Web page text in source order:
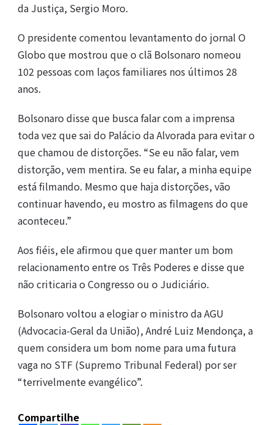
da Justiça, Sergio Moro.
O presidente comentou levantamento do jornal O
Globo que mostrou que o clã Bolsonaro nomeou
102 pessoas com laços familiares nos últimos 28
anos.
Bolsonaro disse que busca falar com a imprensa
toda vez que sai do Palácio da Alvorada para evitar o
que chamou de distorções. “Se eu não falar, vem
distorção, vem mentira. Se eu falar, a minha equipe
está filmando. Mesmo que haja distorções, vão
continuar havendo, eu mostro as filmagens do que
aconteceu.”
Aos fiéis, ele afirmou que quer manter um bom
relacionamento entre os Três Poderes e disse que
não criticaria o Congresso ou o Judiciário.
Bolsonaro voltou a elogiar o ministro da AGU
(Advocacia-Geral da União), André Luiz Mendonça, a
quem considera um bom nome para uma futura
vaga no STF (Supremo Tribunal Federal) por ser
“terrivelmente evangélico”.
Compartilhe